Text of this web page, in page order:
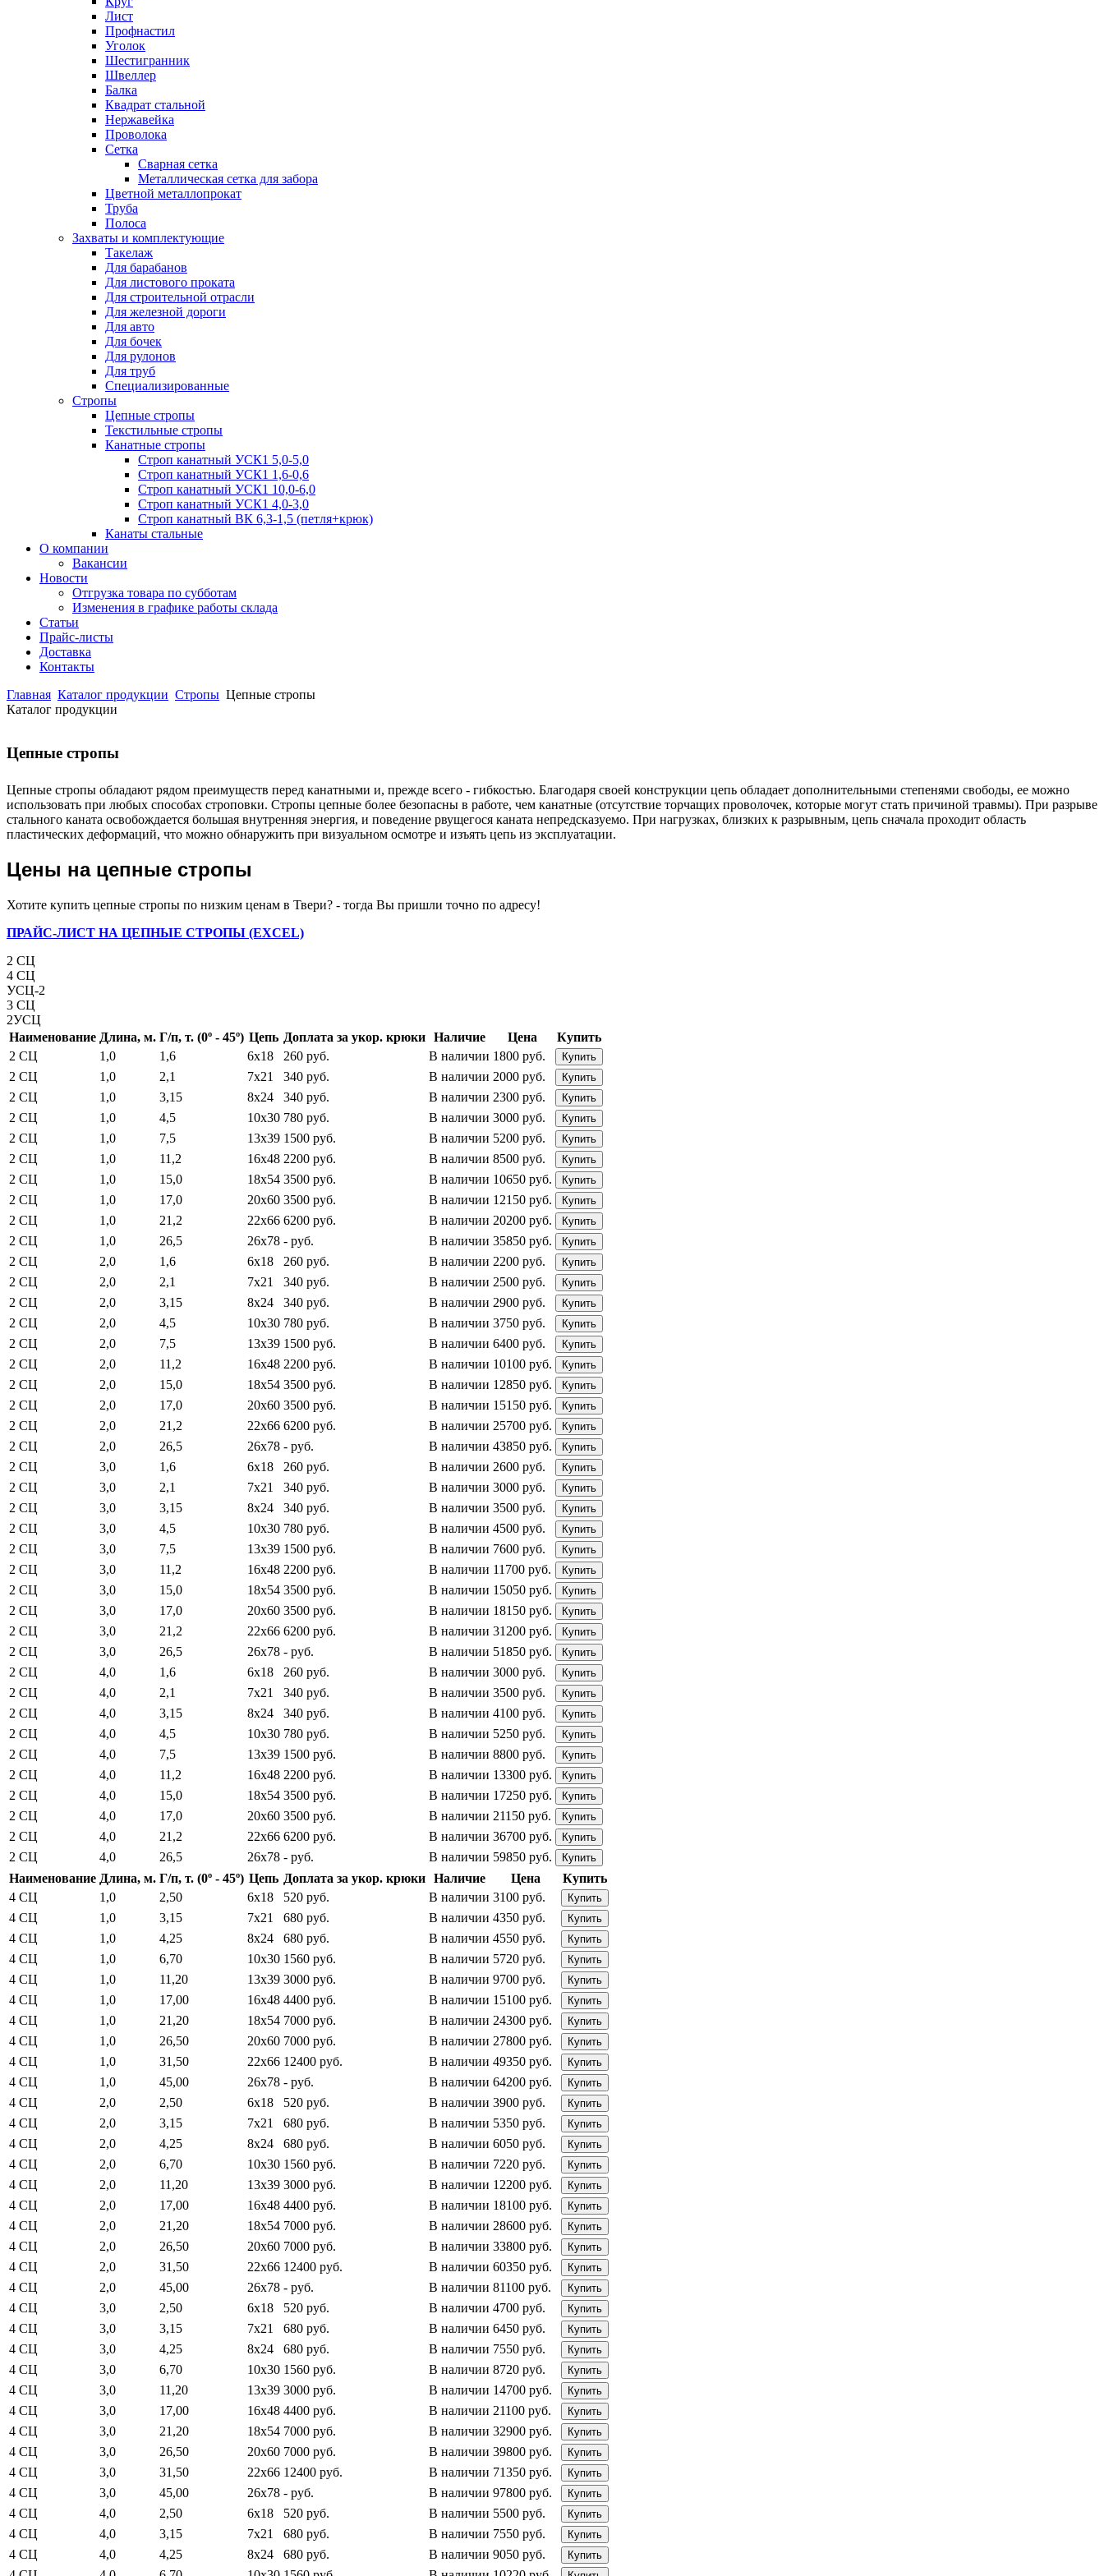
Лист
Профнастил
Уголок
Шестигранник
Швеллер
Балка
Квадрат стальной
Нержавейка
Проволока
Сетка
Сварная сетка
Металлическая сетка для забора
Цветной металлопрокат
Труба
Полоса
Захваты и комплектующие
Такелаж
Для барабанов
Для листового проката
Для строительной отрасли
Для железной дороги
Для авто
Для бочек
Для рулонов
Для труб
Специализированные
Стропы
Цепные стропы
Текстильные стропы
Канатные стропы
Строп канатный УСК1 5,0-5,0
Строп канатный УСК1 1,6-0,6
Строп канатный УСК1 10,0-6,0
Строп канатный УСК1 4,0-3,0
Строп канатный ВК 6,3-1,5 (петля+крюк)
Канаты стальные
О компании
Вакансии
Новости
Отгрузка товара по субботам
Изменения в графике работы склада
Статьи
Прайс-листы
Доставка
Контакты
Главная Каталог продукции Стропы Цепные стропы
Каталог продукции
Цепные стропы
Цепные стропы обладают рядом преимуществ перед канатными и, прежде всего - гибкостью. Благодаря своей конструкции цепь обладает дополнительными степенями свободы, ее можно
использовать при любых способах строповки. Стропы цепные более безопасны в работе, чем канатные (отсутствие торчащих проволочек, которые могут стать причиной травмы). При разрыве
стального каната освобождается большая внутренняя энергия, и поведение рвущегося каната непредсказуемо. При нагрузках, близких к разрывным, цепь сначала проходит область
пластических деформаций, что можно обнаружить при визуальном осмотре и изъять цепь из эксплуатации.
Цены на цепные стропы
Хотите купить цепные стропы по низким ценам в Твери? - тогда Вы пришли точно по адресу!
ПРАЙС-ЛИСТ НА ЦЕПНЫЕ СТРОПЫ (EXCEL)
2 СЦ
4 СЦ
УСЦ-2
3 СЦ
2УСЦ
Наименование Длина, м. Г/п, т. (0º - 45º) Цепь Доплата за укор. крюки Наличие Цена
Купить
2 СЦ
1,0 1,6 6х18 260 руб. В наличии 1800 руб. Купить
2 СЦ 1,0 2,1 7x21 340 руб. В наличии 2000 руб. Купить
2 СЦ 1,0 3,15 8x24 340 руб. В наличии 2300 руб. Купить
2 СЦ 1,0 4,5 10x30 780 руб. В наличии 3000 руб. Купить
2 СЦ 1,0 7,5 13x39 1500 руб. В наличии 5200 руб. Купить
2 СЦ 1,0 11,2 16x48 2200 руб. В наличии 8500 руб. Купить
2 СЦ 1,0 15,0 18x54 3500 руб. В наличии 10650 руб. Купить
2 СЦ 1,0 17,0 20x60 3500 руб. В наличии 12150 руб. Купить
2 СЦ 1,0 21,2 22x66 6200 руб. В наличии 20200 руб. Купить
2 СЦ 1,0 26,5 26x78 - руб. В наличии 35850 руб. Купить
2 СЦ 2,0 1,6 6х18 260 руб. В наличии 2200 руб. Купить
2 СЦ 2,0 2,1 7x21 340 руб. В наличии 2500 руб. Купить
2 СЦ 2,0 3,15 8x24 340 руб. В наличии 2900 руб. Купить
2 СЦ 2,0 4,5 10x30 780 руб. В наличии 3750 руб. Купить
2 СЦ 2,0 7,5 13x39 1500 руб. В наличии 6400 руб. Купить
2 СЦ 2,0 11,2 16x48 2200 руб. В наличии 10100 руб. Купить
2 СЦ 2,0 15,0 18x54 3500 руб. В наличии 12850 руб. Купить
2 СЦ 2,0 17,0 20x60 3500 руб. В наличии 15150 руб. Купить
2 СЦ 2,0 21,2 22x66 6200 руб. В наличии 25700 руб. Купить
2 СЦ 2,0 26,5 26x78 - руб. В наличии 43850 руб. Купить
2 СЦ 3,0 1,6 6х18 260 руб. В наличии 2600 руб. Купить
2 СЦ 3,0 2,1 7x21 340 руб. В наличии 3000 руб. Купить
2 СЦ 3,0 3,15 8x24 340 руб. В наличии 3500 руб. Купить
2 СЦ 3,0 4,5 10x30 780 руб. В наличии 4500 руб. Купить
2 СЦ 3,0 7,5 13x39 1500 руб. В наличии 7600 руб. Купить
2 СЦ 3,0 11,2 16x48 2200 руб. В наличии 11700 руб. Купить
2 СЦ 3,0 15,0 18x54 3500 руб. В наличии 15050 руб. Купить
2 СЦ 3,0 17,0 20x60 3500 руб. В наличии 18150 руб. Купить
2 СЦ 3,0 21,2 22x66 6200 руб. В наличии 31200 руб. Купить
2 СЦ 3,0 26,5 26x78 - руб. В наличии 51850 руб. Купить
2 СЦ 4,0 1,6 6х18 260 руб. В наличии 3000 руб. Купить
2 СЦ 4,0 2,1 7x21 340 руб. В наличии 3500 руб. Купить
2 СЦ 4,0 3,15 8x24 340 руб. В наличии 4100 руб. Купить
2 СЦ 4,0 4,5 10x30 780 руб. В наличии 5250 руб. Купить
2 СЦ 4,0 7,5 13x39 1500 руб. В наличии 8800 руб. Купить
2 СЦ 4,0 11,2 16x48 2200 руб. В наличии 13300 руб. Купить
2 СЦ 4,0 15,0 18x54 3500 руб. В наличии 17250 руб. Купить
2 СЦ 4,0 17,0 20x60 3500 руб. В наличии 21150 руб. Купить
2 СЦ 4,0 21,2 22x66 6200 руб. В наличии 36700 руб. Купить
2 СЦ 4,0 26,5 26x78 - руб. В наличии 59850 руб. Купить
Наименование Длина, м. Г/п, т. (0º - 45º) Цепь Доплата за укор. крюки Наличие Цена
Купить
4 СЦ
1,0 2,50 6x18 520 руб. В наличии 3100 руб. Купить
4 СЦ 1,0 3,15 7x21 680 руб. В наличии 4350 руб. Купить
4 СЦ 1,0 4,25 8x24 680 руб. В наличии 4550 руб. Купить
4 СЦ 1,0 6,70 10x30 1560 руб. В наличии 5720 руб. Купить
4 СЦ 1,0 11,20 13x39 3000 руб. В наличии 9700 руб. Купить
4 СЦ 1,0 17,00 16x48 4400 руб. В наличии 15100 руб. Купить
4 СЦ 1,0 21,20 18x54 7000 руб. В наличии 24300 руб. Купить
4 СЦ 1,0 26,50 20x60 7000 руб. В наличии 27800 руб. Купить
4 СЦ 1,0 31,50 22x66 12400 руб. В наличии 49350 руб. Купить
4 СЦ 1,0 45,00 26x78 - руб. В наличии 64200 руб. Купить
4 СЦ 2,0 2,50 6x18 520 руб. В наличии 3900 руб. Купить
4 СЦ 2,0 3,15 7x21 680 руб. В наличии 5350 руб. Купить
4 СЦ 2,0 4,25 8x24 680 руб. В наличии 6050 руб. Купить
4 СЦ 2,0 6,70 10x30 1560 руб. В наличии 7220 руб. Купить
4 СЦ 2,0 11,20 13x39 3000 руб. В наличии 12200 руб. Купить
4 СЦ 2,0 17,00 16x48 4400 руб. В наличии 18100 руб. Купить
4 СЦ 2,0 21,20 18x54 7000 руб. В наличии 28600 руб. Купить
4 СЦ 2,0 26,50 20x60 7000 руб. В наличии 33800 руб. Купить
4 СЦ 2,0 31,50 22x66 12400 руб. В наличии 60350 руб. Купить
4 СЦ 2,0 45,00 26x78 - руб. В наличии 81100 руб. Купить
4 СЦ 3,0 2,50 6x18 520 руб. В наличии 4700 руб. Купить
4 СЦ 3,0 3,15 7x21 680 руб. В наличии 6450 руб. Купить
4 СЦ 3,0 4,25 8x24 680 руб. В наличии 7550 руб. Купить
4 СЦ 3,0 6,70 10x30 1560 руб. В наличии 8720 руб. Купить
4 СЦ 3,0 11,20 13x39 3000 руб. В наличии 14700 руб. Купить
4 СЦ 3,0 17,00 16x48 4400 руб. В наличии 21100 руб. Купить
4 СЦ 3,0 21,20 18x54 7000 руб. В наличии 32900 руб. Купить
4 СЦ 3,0 26,50 20x60 7000 руб. В наличии 39800 руб. Купить
4 СЦ 3,0 31,50 22x66 12400 руб. В наличии 71350 руб. Купить
4 СЦ 3,0 45,00 26x78 - руб. В наличии 97800 руб. Купить
4 СЦ 4,0 2,50 6x18 520 руб. В наличии 5500 руб. Купить
4 СЦ 4,0 3,15 7x21 680 руб. В наличии 7550 руб. Купить
4 СЦ 4,0 4,25 8x24 680 руб. В наличии 9050 руб. Купить